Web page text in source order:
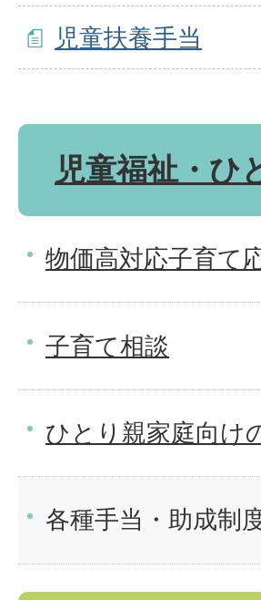
児童扶養手当
児童福祉・ひ
物価高対応子育て
子育て相談
ひとり親家庭向け
各種手当・助成制